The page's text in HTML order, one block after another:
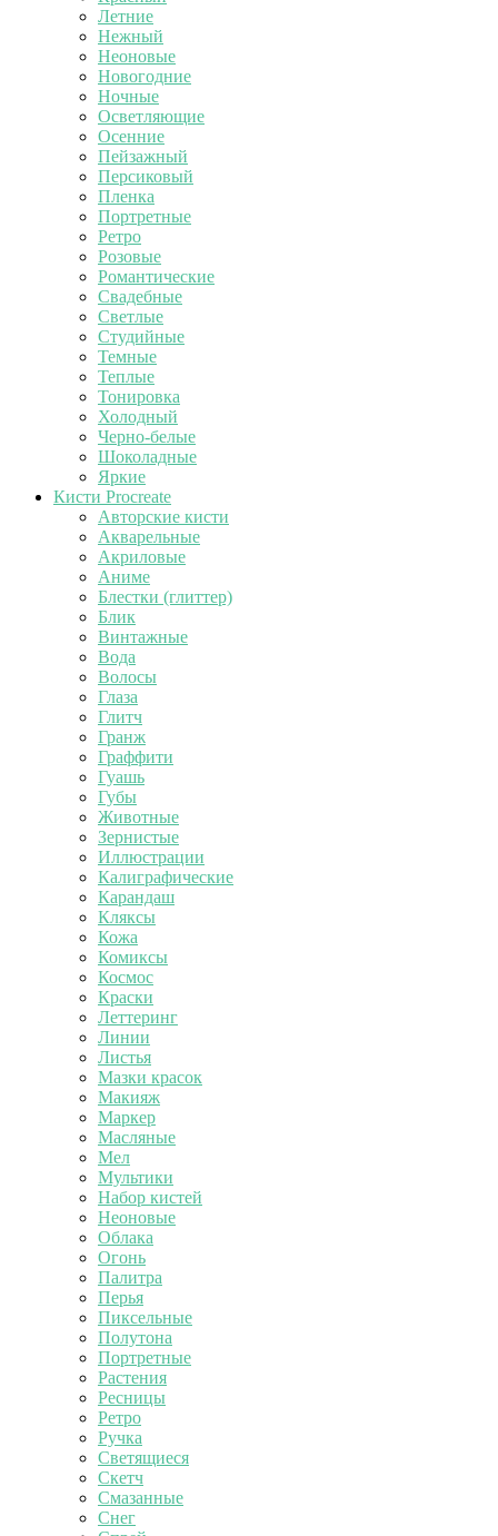
Летние
Нежный
Неоновые
Новогодние
Ночные
Осветляющие
Осенние
Пейзажный
Персиковый
Пленка
Портретные
Ретро
Розовые
Романтические
Свадебные
Светлые
Студийные
Темные
Теплые
Тонировка
Холодный
Черно-белые
Шоколадные
Яркие
Кисти Procreate
Авторские кисти
Акварельные
Акриловые
Аниме
Блестки (глиттер)
Блик
Винтажные
Вода
Волосы
Глаза
Глитч
Гранж
Граффити
Гуашь
Губы
Животные
Зернистые
Иллюстрации
Калиграфические
Карандаш
Кляксы
Кожа
Комиксы
Космос
Краски
Леттеринг
Линии
Листья
Мазки красок
Макияж
Маркер
Масляные
Мел
Мультики
Набор кистей
Неоновые
Облака
Огонь
Палитра
Перья
Пиксельные
Полутона
Портретные
Растения
Ресницы
Ретро
Ручка
Светящиеся
Скетч
Смазанные
Снег